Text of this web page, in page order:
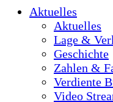
Aktuelles
Aktuelles
Lage &
Geschichte
Zahlen &
Verdiente
Video